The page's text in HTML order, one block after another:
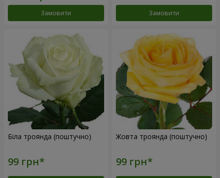
Замовити Замовити
Біла троянда (поштучно) Жовта троянда (поштучно)